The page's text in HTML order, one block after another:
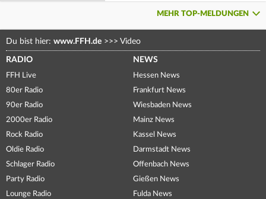
MEHR TOP-MELDUNGEN
Du bist hier: www.FFH.de >>> Video
RADIO
FFH Live
80er Radio
90er Radio
2000er Radio
Rock Radio
Oldie Radio
Schlager Radio
Party Radio
Lounge Radio
NEWS
Hessen News
Frankfurt News
Wiesbaden News
Mainz News
Kassel News
Darmstadt News
Offenbach News
Gießen News
Fulda News